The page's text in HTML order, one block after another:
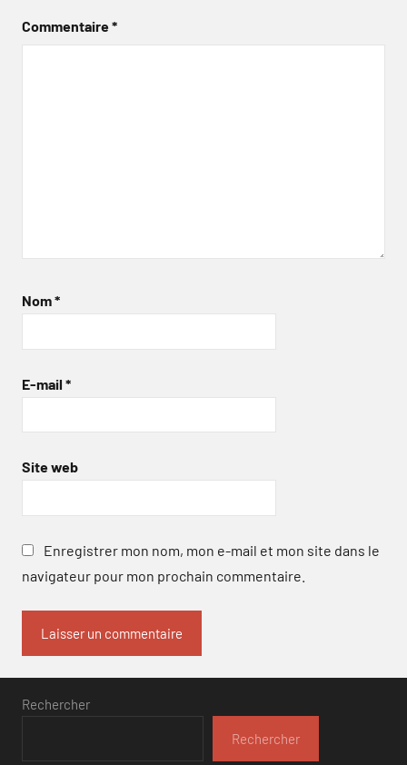
Commentaire*
Nom*
E-mail *
Site web
Enregistrer mon nom, mon e-mail et mon site dans le
navigateur pour mon prochain commentaire.
Rechercher
Rechercher